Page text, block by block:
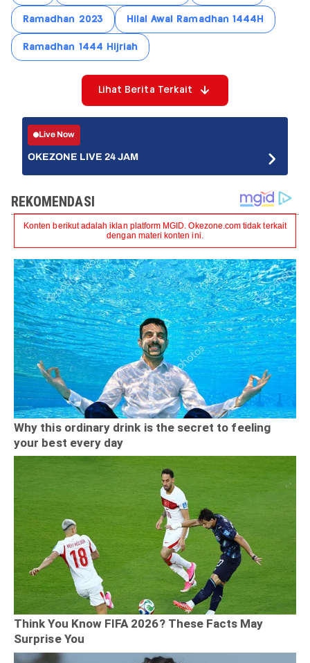
Ramadhan 2023 Hilal Awal Ramadhan 1444H
Ramadhan 1444 Hijriah
Lihat Berita Terkait
Live Now
OKEZONE LIVE 24 JAM